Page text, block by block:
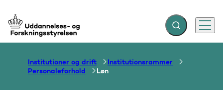
Gå til forsiden Fold søgefelt ud
Menu
Institutioner og drift
Institutionsrammer
Personaleforhold
Løn